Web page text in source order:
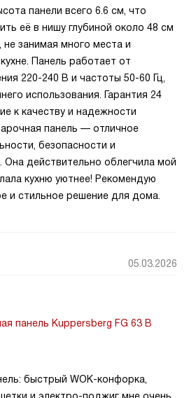
панели всего 6.6 см, что
её в нишу глубиной около 48 см
занимая много места и
Панель работает от
220-240 В и частоты 50-60 Гц,
использования. Гарантия 24
к качеству и надежности
панель — отличное
безопасности и
Она действительно облегчила мой
кухню уютнее! Рекомендую
и стильное решение для дома.
05.03.2026
панель Kuppersberg FG 63 B
быстрый WOK-конфорка,